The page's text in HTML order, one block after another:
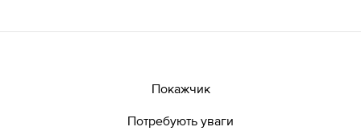
Покажчик
Потребують уваги